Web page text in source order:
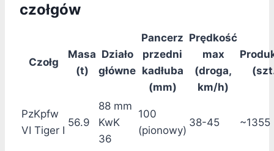
czołgów
Czołg
Masa
(t)
Działo
główne
Pancerz
przedni
kadłuba
(mm)
Prędkość
max
(droga,
km/h)
PzKpfw
VI Tiger I
56.9
88 mm
KwK
36
100
(pionowy)
38-45 ~1355